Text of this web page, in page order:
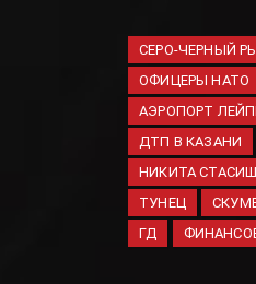
СЕРО-ЧЕРНЫЙ
ОФИЦЕРЫ НАТО
АЭРОПОРТ
ДТП В КАЗАНИ
НИКИТА
ТУНЕЦ
ГД